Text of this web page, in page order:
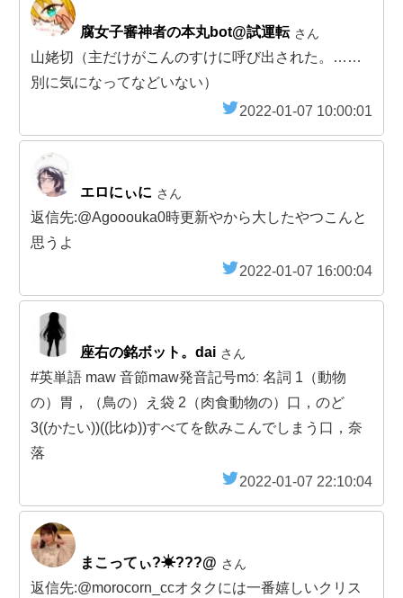
腐女子審神者の本丸bot@試運転 さん
山姥切（主だけがこんのすけに呼び出された。……
別に気になってなどいない）
2022-01-07 10:00:01
エロにぃに さん
返信先:@Agooouka0時更新やから大したやつこんと
思うよ
2022-01-07 16:00:04
座右の銘ボット。dai さん
#英単語 maw 音節maw発音記号mɔ́ː 名詞 1（動物
の）胃，（鳥の）え袋 2（肉食動物の）口，のど
3((かたい))((比ゆ))すべてを飲みこんでしまう口，奈
落
2022-01-07 22:10:04
まこってぃ?☀???@ さん
返信先:@morocorn_ccオタクには一番嬉しいクリス